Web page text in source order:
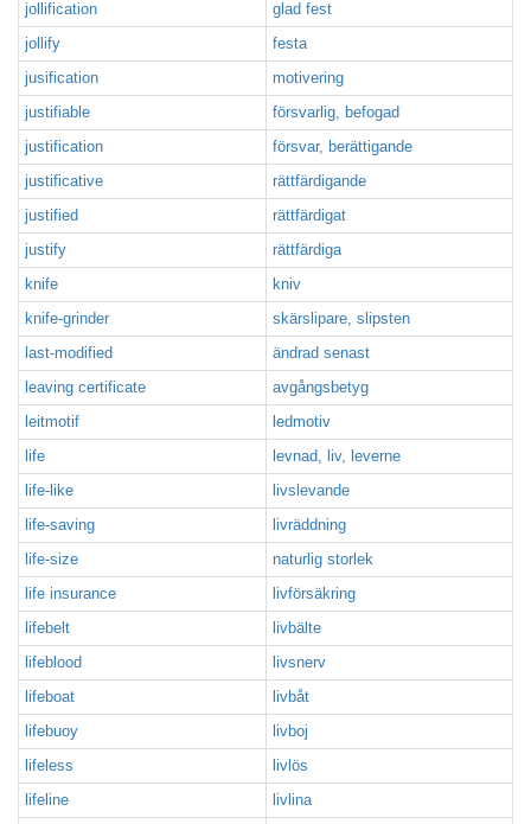
jollification
glad fest
jollify
festa
jusification
motivering
justifiable
försvarlig, befogad
justification
försvar, berättigande
justificative
rättfärdigande
justified
rättfärdigat
justify
rättfärdiga
knife
kniv
knife-grinder
skärslipare, slipsten
last-modified
ändrad senast
leaving certificate
avgångsbetyg
leitmotif
ledmotiv
life
levnad, liv, leverne
life-like
livslevande
life-saving
livräddning
life-size
naturlig storlek
life insurance
livförsäkring
lifebelt
livbälte
lifeblood
livsnerv
lifeboat
livbåt
lifebuoy
livboj
lifeless
livlös
lifeline
livlina